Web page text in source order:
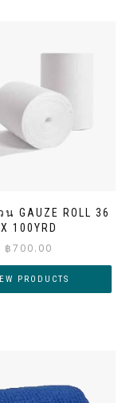
GAUZE ROLL 36
X 100YRD
฿700.00
PRODUCTS